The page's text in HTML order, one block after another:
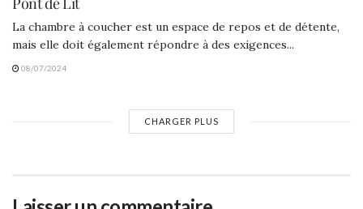
La chambre à coucher est un espace de repos et de détente,
mais elle doit également répondre à des exigences...
08/07/2024
CHARGER PLUS